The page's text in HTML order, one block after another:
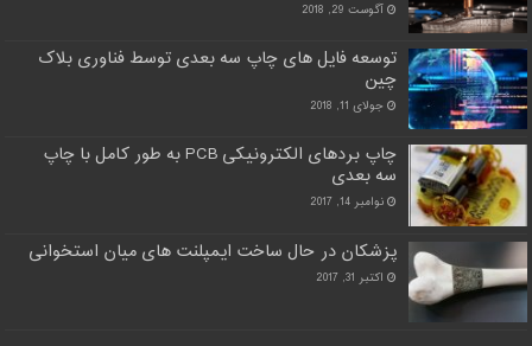
آگوست 29, 2018
توسعه فایل های چاپ سه بعدی توسط فناوری بلاک
چین
جولای 11, 2018
چاپ بردهای الکترونیکی PCB به طور کامل با چاپ
سه بعدی
نوامبر 14, 2017
پزشکان در حال ساخت ایمپلنت های میان استخوانی
اکتبر 31, 2017